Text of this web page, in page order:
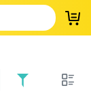
登